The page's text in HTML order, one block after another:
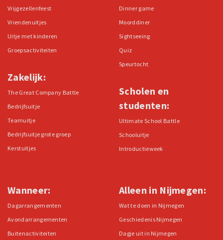
Vrijgezellenfeest
Vriendenuitjes
Uitje met kinderen
Groepsactiviteiten
Zakelijk:
The Great Company Battle
Bedrijfsuitje
Teamuitje
Bedrijfsuitje grote groep
Kerstuitjes
Dinner game
Moorddiner
Sightseeing
Quiz
Speurtocht
Scholen en
studenten:
Ultimate School Battle
Schooluitje
Introductieweek
Wanneer:
Dagarrangementen
Avondarrangementen
Buitenactiviteiten
Alleen in Nijmegen:
Wat te doen in Nijmegen
Geschiedenis Nijmegen
Dagje uit in Nijmegen